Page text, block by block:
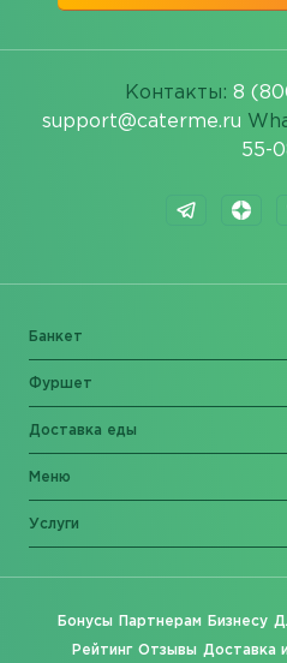
Контакты: 8
support@caterme.ru
55-
Банкет
Фуршет
Доставка еды
Меню
Услуги
Бонусы Партнерам Бизнесу
Рейтинг Отзывы Доставка